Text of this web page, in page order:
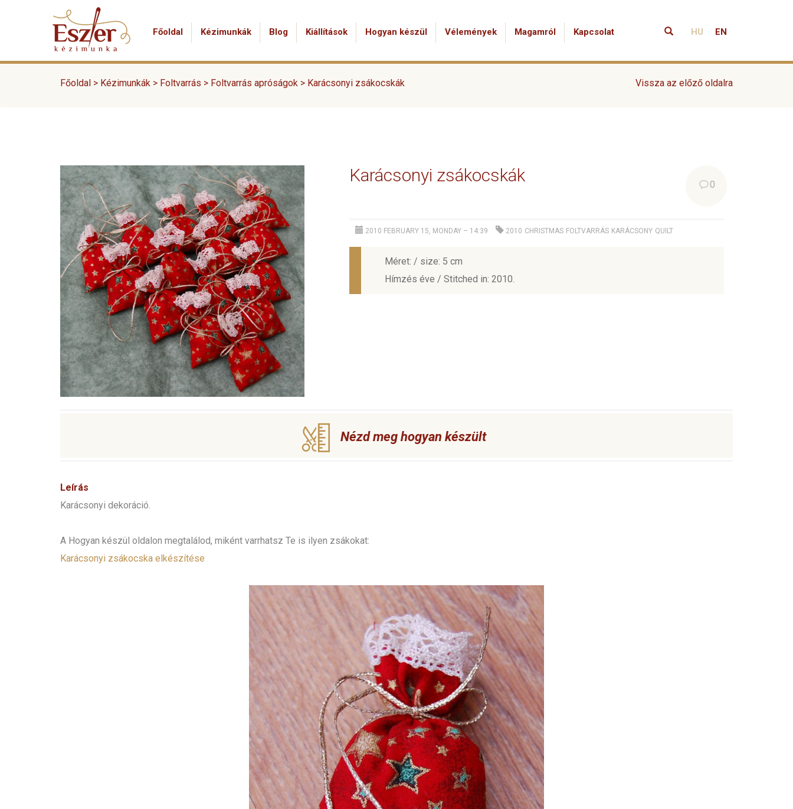
Főoldal Kézimunkák Blog Kiállítások Hogyan készül Vélemények Magamról Kapcsolat HU EN
Főoldal > Kézimunkák Vissza az előző oldalra
> Foltvarrás > Foltvarrás apróságok > Karácsonyi zsákocskák
Karácsonyi zsákocskák 0
2010 FEBRUARY 15, MONDAY – 14:39 2010 CHRISTMAS FOLTVARRÁS KARÁCSONY QUILT
Méret: / size: 5 cm
Hímzés éve / Stitched in: 2010.
Nézd meg hogyan készült
Leírás
Karácsonyi dekoráció.
A Hogyan készül oldalon megtalálod, miként varrhatsz Te is ilyen zsákokat:
Karácsonyi zsákocska elkészítése